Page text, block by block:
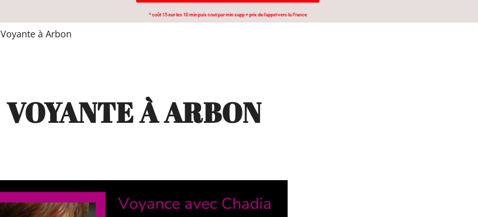
* coût 15 eur les 10 min puis cout par min supp + prix de l'appel vers la France
Voyante à Arbon
VOYANTE À ARBON